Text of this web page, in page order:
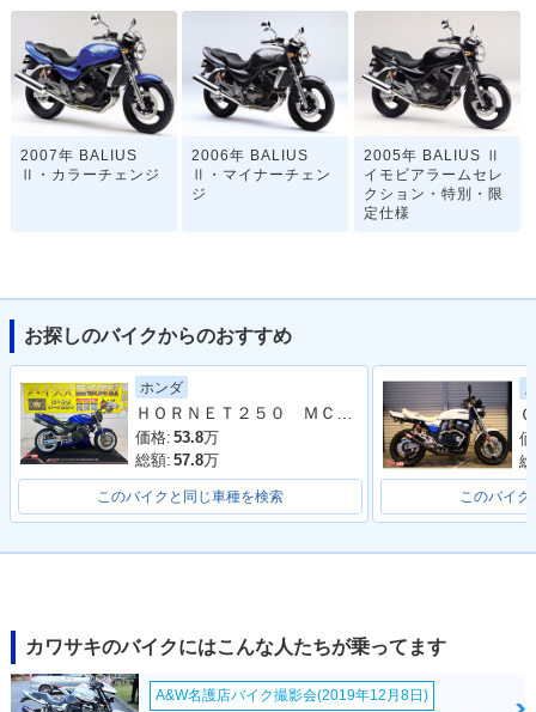
2007年 BALIUS
Ⅱ・カラーチェンジ
2006年 BALIUS
Ⅱ・マイナーチェン
ジ
2005年 BALIUS Ⅱ
イモビアラームセレ
クション・特別・限
定仕様
2005年 BALIUS
Ⅱ・カラーチェンジ
Ⅱ・カラーチェンジ
2003年 BALIUS
Ⅱ・カラーチェンジ
ジ
お探しのバイクからのおすすめ
ホンダ
ＨＯＲＮＥＴ２５０ ＭＣ３１型 １９９９年モデル 社外グリップ・レバー 社外マフラー
価格: 53.8万
総額: 57.8万
このバイクと同じ車種を検索 このバイク
カワサキのバイクにはこんな人たちが乗ってます
A&W名護店バイク撮影会(2019年12月8日)